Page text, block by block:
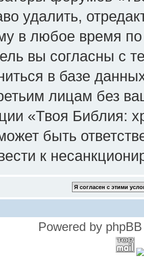
удалить,
в любое время
вы согласны с
в базе
лицам без
«Твоя Библия:
быть
к
Powered by